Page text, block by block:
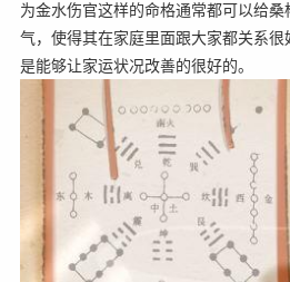
为金水伤官这样的命格通常都可以给
气，使得其在家庭里面跟大家都关系
是能够让家运状况改善的很好的。